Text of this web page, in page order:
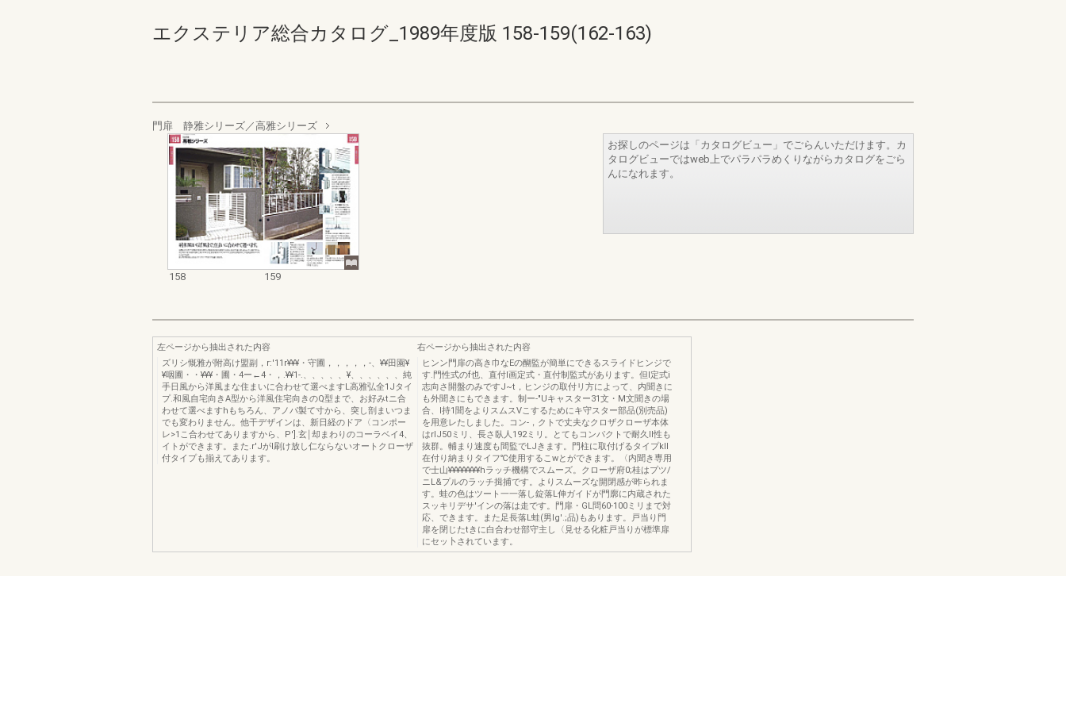
エクステリア総合カタログ_1989年度版 158-159(162-163)
門扉 静雅シリーズ／高雅シリーズ
158 159
お探しのページは「カタログビュー」でごらんいただけます。カ
タログビューではweb上でパラパラめくりながらカタログをごら
んになれます。
左ページから抽出された内容
ズリシ慨雅が附高け盟副，r:'11r¥¥¥・守圃，，，，，-、¥¥田園¥
¥咽圃・・¥¥¥・圃・4ー←4・，.¥¥1-.、、、、、¥、、、、、、純
手日風から洋風まな住まいに合わせて選べますL高雅弘全1Jタイ
プ.和風自宅向きA型から洋風住宅向きのQ型まで、お好みtニ合
わせて選べますhもちろん、アノパ製て寸から、突し剖まいつま
でも変わりません。他干デザインは、新日経のドア〈コンポー
レ>1こ合わせてありますから、P'].玄￨却まわりのコーラベイ4、
イトができます。また.r'JがI刷け放し仁ならないオートクローザ
付タイプも揃えてあります。
右ページから抽出された内容
ヒンン門扉の高き巾なEの醐監が簡単にできるスライドヒンジで
す.門性式のf也、直付l画定式・直付制監式があります。但l定式i
志向さ開盤のみですJ~t，ヒンジの取付リ方によって、内聞きに
も外聞きにもできます。制ー-"Uキャスター31文・M文聞きの場
合、I持1聞をよりスムスVこするためにキ守スター部品(別売品)
を用意レたしました。コン-，クトで丈夫なクロザクローザ本体
はrlJ50ミリ、長さ臥人192ミリ。とてもコンパクトで耐久II性も
抜群。輔まり速度も間監でLJきます。門柱に取付げるタイプkII
在付り納まりタイフ℃使用するこwとができます。〈内聞き専用
で士山¥¥¥¥¥¥¥¥hラッチ機構でスムーズ。クローザ府0;桂はプツ/
ニL&プルのラッチ揖捕です。よりスムーズな開閉感が昨られま
す。蛙の色はツート一一落し錠落L伸ガイドが門廓に内蔵された
スッキリデサ'インの落は走です。門扉・GL問60-100ミリまで対
応、できます。また足長落L蛙(男Ig'.;品)もあります。戸当り門
扉を閉じたtきに白合わせ部守主し〈見せる化粧戸当りが標準扉
にセッ卜されています。